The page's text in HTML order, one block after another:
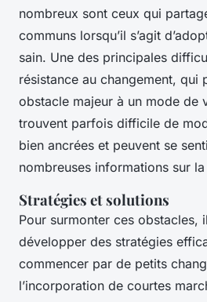
nombreux sont ceux qui
communs lorsqu’il s’agit
sain. Une des principales
résistance au changement, qui
obstacle majeur à un mode de
trouvent parfois difficile de
bien ancrées et peuvent se
nombreuses informations sur la
Stratégies et solutions
Pour surmonter ces obstacles,
développer des stratégies
commencer par de petits
l’incorporation de courtes